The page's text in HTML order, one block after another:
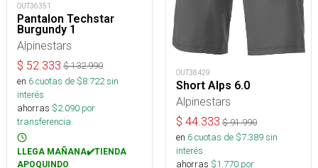
OUT36351
Pantalon Techstar
Burgundy 1
Alpinestars
$ 52.333 $132.990
en 6cuotas de $8.722sin
interés
ahorras $2.090 por
transferencia.
LLEGA MAÑANA✔️TIENDA
APOQUINDO
OUT38429
Short Alps 6.0
Alpinestars
$ 44.333 $91.990
en 6cuotas de $7.389sin
interés
ahorras $1.770 por